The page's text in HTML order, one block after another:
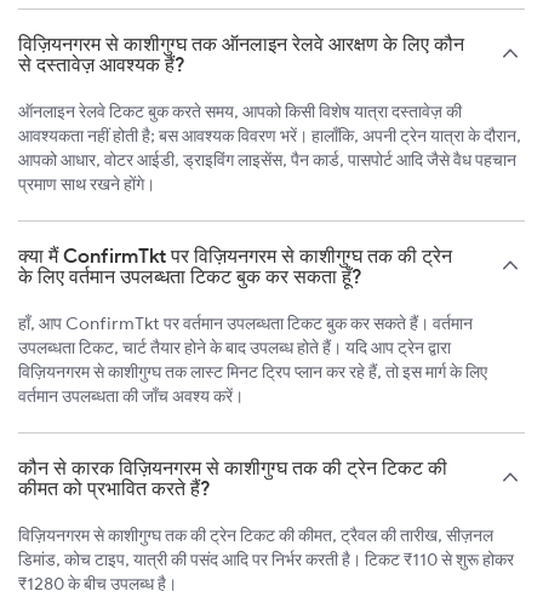
विज़ियनगरम से काशीगुग्घ तक ऑनलाइन रेलवे आरक्षण के लिए कौन
से दस्तावेज़ आवश्यक हैं?
ऑनलाइन रेलवे टिकट बुक करते समय, आपको किसी विशेष यात्रा दस्तावेज़ की
आवश्यकता नहीं होती है; बस आवश्यक विवरण भरें। हालाँकि, अपनी ट्रेन यात्रा के दौरान,
आपको आधार, वोटर आईडी, ड्राइविंग लाइसेंस, पैन कार्ड, पासपोर्ट आदि जैसे वैध पहचान
प्रमाण साथ रखने होंगे।
क्या मैं ConfirmTkt पर विज़ियनगरम से काशीगुग्घ तक की ट्रेन
के लिए वर्तमान उपलब्धता टिकट बुक कर सकता हूँ?
हाँ, आप ConfirmTkt पर वर्तमान उपलब्धता टिकट बुक कर सकते हैं। वर्तमान
उपलब्धता टिकट, चार्ट तैयार होने के बाद उपलब्ध होते हैं। यदि आप ट्रेन द्वारा
विज़ियनगरम से काशीगुग्घ तक लास्ट मिनट ट्रिप प्लान कर रहे हैं, तो इस मार्ग के लिए
वर्तमान उपलब्धता की जाँच अवश्य करें।
कौन से कारक विज़ियनगरम से काशीगुग्घ तक की ट्रेन टिकट की
कीमत को प्रभावित करते हैं?
विज़ियनगरम से काशीगुग्घ तक की ट्रेन टिकट की कीमत, ट्रैवल की तारीख, सीज़नल
डिमांड, कोच टाइप, यात्री की पसंद आदि पर निर्भर करती है। टिकट ₹110 से शुरू होकर
₹1280 के बीच उपलब्ध है।